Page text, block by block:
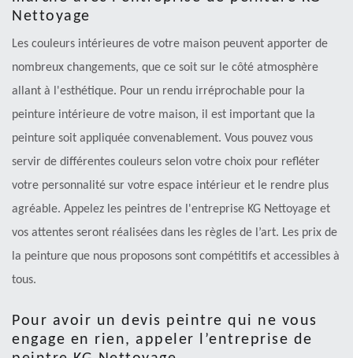
Nettoyage
Les couleurs intérieures de votre maison peuvent apporter de
nombreux changements, que ce soit sur le côté atmosphère
allant à l'esthétique. Pour un rendu irréprochable pour la
peinture intérieure de votre maison, il est important que la
peinture soit appliquée convenablement. Vous pouvez vous
servir de différentes couleurs selon votre choix pour refléter
votre personnalité sur votre espace intérieur et le rendre plus
agréable. Appelez les peintres de l'entreprise KG Nettoyage et
vos attentes seront réalisées dans les règles de l’art. Les prix de
la peinture que nous proposons sont compétitifs et accessibles à
tous.
Pour avoir un devis peintre qui ne vous
engage en rien, appeler l’entreprise de